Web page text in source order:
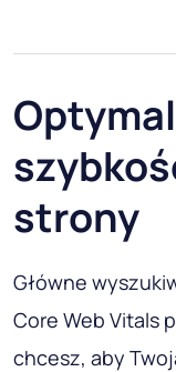
strony
Główne
Core Web Vitals
chcesz, aby